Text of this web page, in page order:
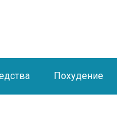
Похудение